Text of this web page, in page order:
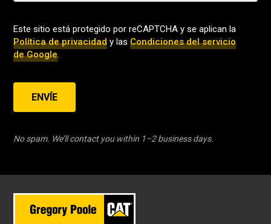
Este sitio está protegido por reCAPTCHA y se aplican la
Política de privacidad y las Condiciones del servicio
de Google.
ENVÍE
No spam. We’ll contact you within 1–2 business days.